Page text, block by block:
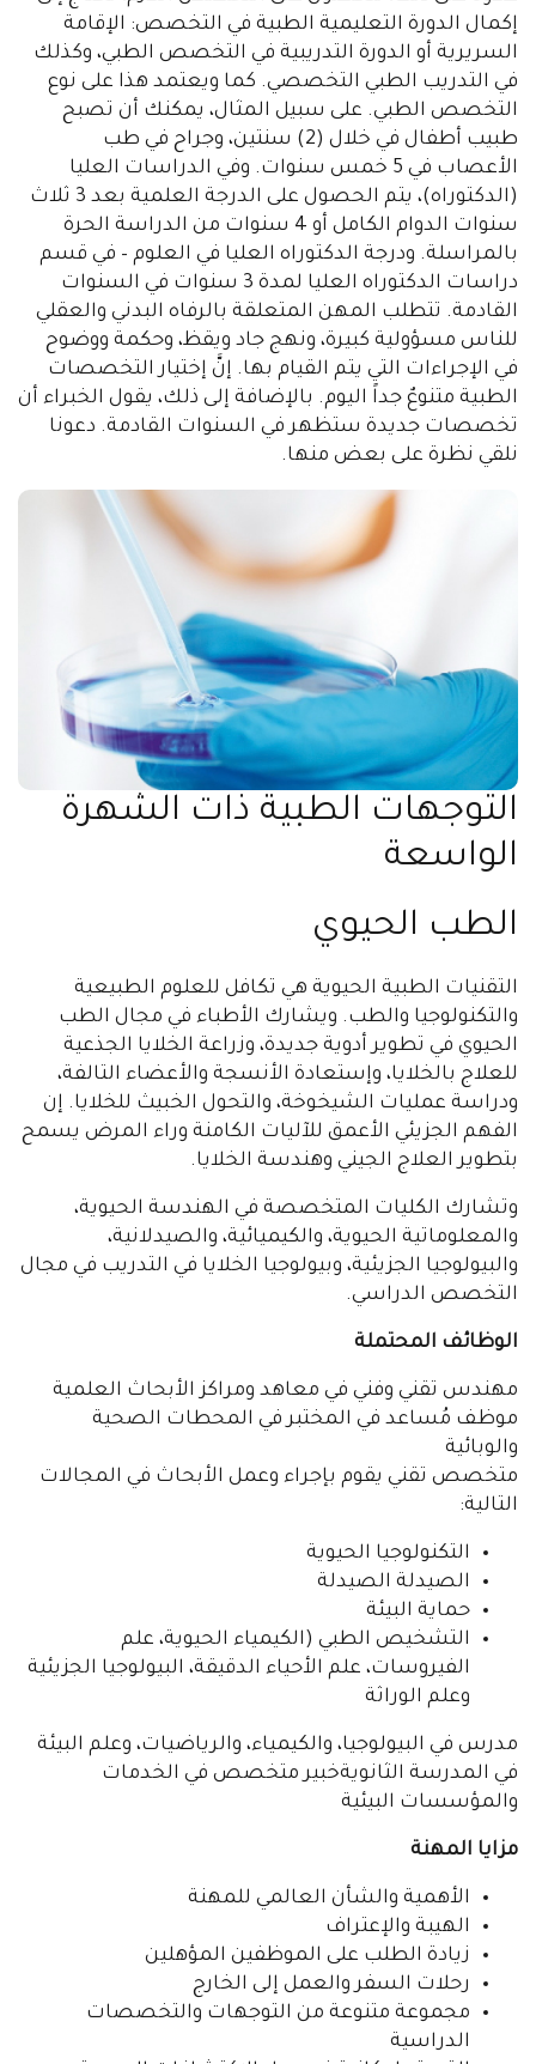
إكمال الدورة التعليمية الطبية في التخصص: الإقامة
السريرية أو الدورة التدريبية في التخصص الطبي، وكذلك
في التدريب الطبي التخصصي. كما ويعتمد هذا على نوع
التخصص الطبي. على سبيل المثال، يمكنك أن تصبح
طبيب أطفال في خلال (2) سنتين، وجراح في طب
الأعصاب في 5 خمس سنوات. وفي الدراسات العليا
(الدكتوراه)، يتم الحصول على الدرجة العلمية بعد 3 ثلاث
سنوات الدوام الكامل أو 4 سنوات من الدراسة الحرة
بالمراسلة. ودرجة الدكتوراه العليا في العلوم – في قسم
دراسات الدكتوراه العليا لمدة 3 سنوات في السنوات
القادمة. تتطلب المهن المتعلقة بالرفاه البدني والعقلي
للناس مسؤولية كبيرة، ونهج جاد ويقظ، وحكمة ووضوح
في الإجراءات التي يتم القيام بها. إنَّ إختيار التخصصات
الطبية متنوعٌ جداً اليوم. بالإضافة إلى ذلك، يقول الخبراء أن
تخصصات جديدة ستظهر في السنوات القادمة. دعونا
نلقي نظرة على بعض منها.
التوجهات الطبية ذات الشهرة
الواسعة
الطب الحيوي
التقنيات الطبية الحيوية هي تكافل للعلوم الطبيعية
والتكنولوجيا والطب. ويشارك الأطباء في مجال الطب
الحيوي في تطوير أدوية جديدة، وزراعة الخلايا الجذعية
للعلاج بالخلايا، وإستعادة الأنسجة والأعضاء التالفة،
ودراسة عمليات الشيخوخة، والتحول الخبيث للخلايا. إن
الفهم الجزيئي الأعمق للآليات الكامنة وراء المرض يسمح
بتطوير العلاج الجيني وهندسة الخلايا.
وتشارك الكليات المتخصصة في الهندسة الحيوية،
والمعلوماتية الحيوية، والكيميائية، والصيدلانية،
والبيولوجيا الجزيئية، وبيولوجيا الخلايا في التدريب في مجال
التخصص الدراسي.
الوظائف المحتملة
مهندس تقني وفني في معاهد ومراكز الأبحاث العلمية
موظف مُساعد في المختبر في المحطات الصحية
والوبائية
متخصص تقني يقوم بإجراء وعمل الأبحاث في المجالات
التالية:
التكنولوجيا الحيوية
الصيدلة الصيدلة
حماية البيئة
التشخيص الطبي (الكيمياء الحيوية، علم
الفيروسات، علم الأحياء الدقيقة، البيولوجيا الجزيئية
وعلم الوراثة
مدرس في البيولوجيا، والكيمياء، والرياضيات، وعلم البيئة
في المدرسة الثانويةخبير متخصص في الخدمات
والمؤسسات البيئية
مزايا المهنة
الأهمية والشأن العالمي للمهنة
الهيبة والإعتراف
زيادة الطلب على الموظفين المؤهلين
رحلات السفر والعمل إلى الخارج
مجموعة متنوعة من التوجهات والتخصصات
الدراسية